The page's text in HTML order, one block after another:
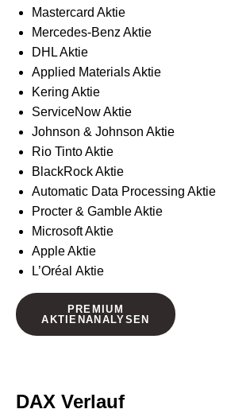
Mastercard Aktie
Mercedes-Benz Aktie
DHL Aktie
Applied Materials Aktie
Kering Aktie
ServiceNow Aktie
Johnson & Johnson Aktie
Rio Tinto Aktie
BlackRock Aktie
Automatic Data Processing Aktie
Procter & Gamble Aktie
Microsoft Aktie
Apple Aktie
L’Oréal Aktie
PREMIUM
AKTIENANALYSEN
DAX Verlauf